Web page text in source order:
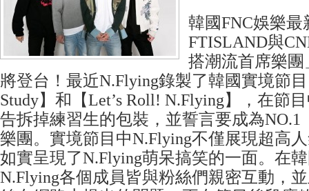
韓國FNC娛樂
FTISLAND與
搭潮流首席樂
將登台！最近N.Flying錄製了韓國實境節
Study】和【Let’s Roll! N.Flying】，在節
告拆掉練習生的包裝，並誓言要成為NO.1
樂團。實境節目中N.Flying不僅展現超高
如實呈現了N.Flying萌呆搞笑的一面。在
N.Flying各個成員皆與粉絲們親密互動，